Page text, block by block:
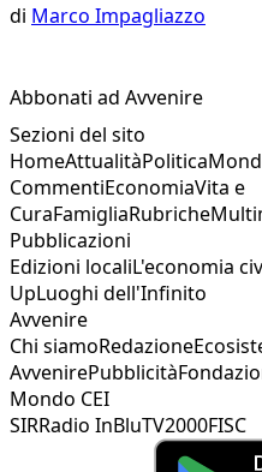
di Marco Impagliazzo
Abbonati ad Avvenire
Sezioni del sito
HomeAttualitàPolitica
CommentiEconomiaVita e
CuraFamigliaRubriche
Pubblicazioni
Edizioni localiL'economia
UpLuoghi dell'Infinito
Avvenire
Chi siamoRedazione
AvvenirePubblicità
Mondo CEI
SIRRadio InBluTV2000FISC